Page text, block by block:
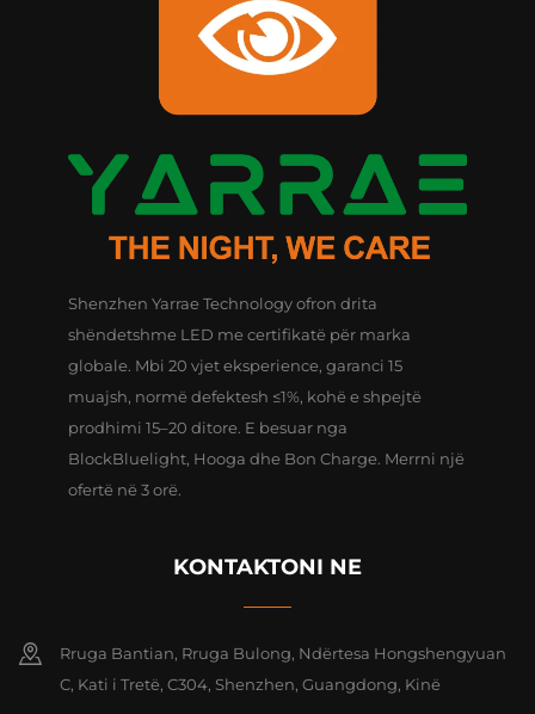
Shenzhen Yarrae Technology ofron drita
shëndetshme LED me certifikatë për marka
globale. Mbi 20 vjet eksperience, garanci 15
muajsh, normë defektesh ≤1%, kohë e shpejtë
prodhimi 15–20 ditore. E besuar nga
BlockBluelight, Hooga dhe Bon Charge. Merrni një
ofertë në 3 orë.
KONTAKTONI NE
Rruga Bantian, Rruga Bulong, Ndërtesa Hongshengyuan
C, Kati i Tretë, C304, Shenzhen, Guangdong, Kinë